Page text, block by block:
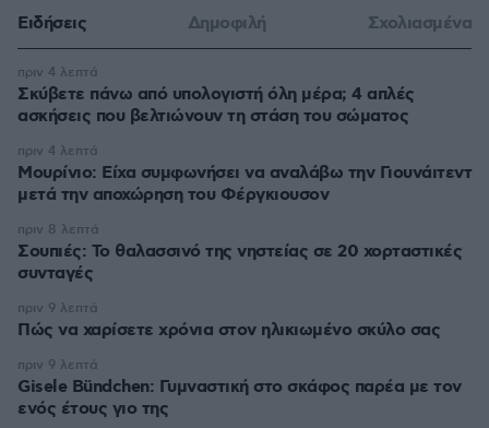
Ειδήσεις Δημοφιλή Σχολιασμένα
Σκύβετε πάνω από υπολογιστή όλη μέρα; 4 απλές
ασκήσεις που βελτιώνουν τη στάση του σώματος
πριν 4 λεπτά
Μουρίνιο: Είχα συμφωνήσει να αναλάβω την Γιουνάιτεντ
μετά την αποχώρηση του Φέργκιουσον
πριν 4 λεπτά
Σουπιές: Το θαλασσινό της νηστείας σε 20 χορταστικές
συνταγές
πριν 8 λεπτά
Πώς να χαρίσετε χρόνια στον ηλικιωμένο σκύλο σας
πριν 9 λεπτά
Gisele Bündchen: Γυμναστική στο σκάφος παρέα με τον
ενός έτους γιο της
πριν 9 λεπτά